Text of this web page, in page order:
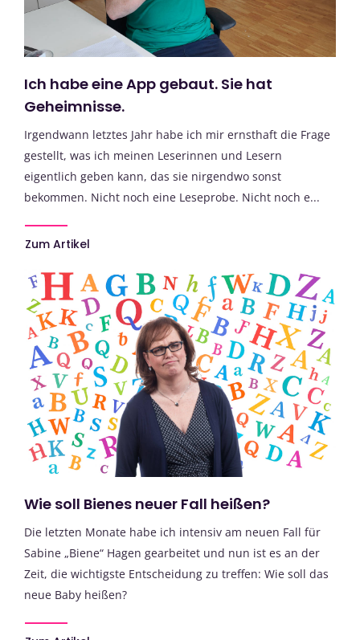
Ich habe eine App gebaut. Sie hat
Geheimnisse.
Irgendwann letztes Jahr habe ich mir ernsthaft die Frage
gestellt, was ich meinen Leserinnen und Lesern
eigentlich geben kann, das sie nirgendwo sonst
bekommen. Nicht noch eine Leseprobe. Nicht noch e...
Zum Artikel
Wie soll Bienes neuer Fall heißen?
Die letzten Monate habe ich intensiv am neuen Fall für
Sabine „Biene“ Hagen gearbeitet und nun ist es an der
Zeit, die wichtigste Entscheidung zu treffen: Wie soll das
neue Baby heißen?